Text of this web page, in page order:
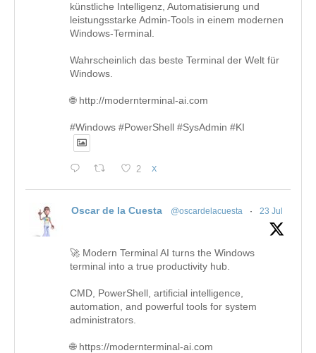
künstliche Intelligenz, Automatisierung und
leistungsstarke Admin-Tools in einem modernen
Windows-Terminal.
Wahrscheinlich das beste Terminal der Welt für
Windows.
🌐 http://modernterminal-ai.com
#Windows #PowerShell #SysAdmin #KI
2 X
Oscar de la Cuesta @oscardelacuesta · 23 Jul
🚀 Modern Terminal AI turns the Windows
terminal into a true productivity hub.
CMD, PowerShell, artificial intelligence,
automation, and powerful tools for system
administrators.
🌐 https://modernterminal-ai.com